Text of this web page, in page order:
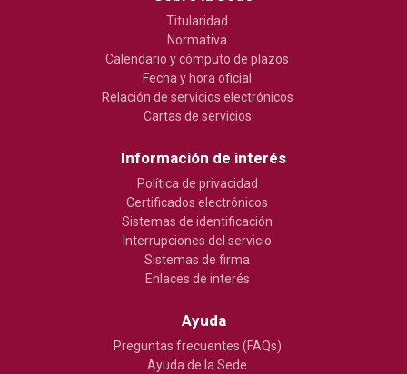
Titularidad
Normativa
Calendario y cómputo de plazos
Fecha y hora oficial
Relación de servicios electrónicos
Cartas de servicios
Información de interés
Política de privacidad
Certificados electrónicos
Sistemas de identificación
Interrupciones del servicio
Sistemas de firma
Enlaces de interés
Ayuda
Preguntas frecuentes (FAQs)
Ayuda de la Sede